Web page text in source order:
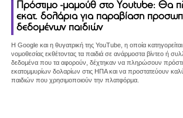
Πρόστιμο -μαμούθ στο Youtube: Θα
εκατ. δολάρια για παραβίαση
δεδομένων παιδιών
H Google και η θυγατρική της YouTube, η οποία
νομοθεσίας εκθέτοντας τα παιδιά σε ανάρμοστα βίντεο ή
δεδομένα που τα αφορούν, δέχτηκαν να πληρώσουν
εκατομμυρίων δολαρίων στις ΗΠΑ και να προστατεύουν
παιδιών που χρησιμοποιούν την πλατφόρμα.